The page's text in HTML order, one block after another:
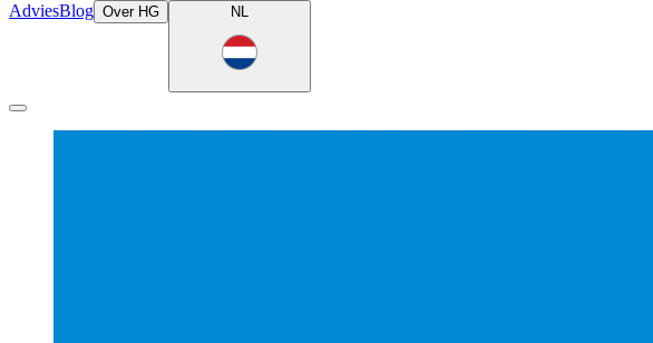
AdviesBlog Over HG NL